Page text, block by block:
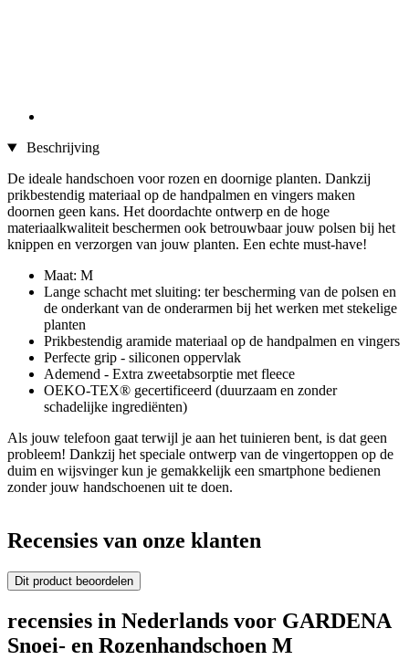
Beschrijving
De ideale handschoen voor rozen en doornige planten. Dankzij
prikbestendig materiaal op de handpalmen en vingers maken
doornen geen kans. Het doordachte ontwerp en de hoge
materiaalkwaliteit beschermen ook betrouwbaar jouw polsen bij het
knippen en verzorgen van jouw planten. Een echte must-have!
Maat: M
Lange schacht met sluiting: ter bescherming van de polsen en
de onderkant van de onderarmen bij het werken met stekelige
planten
Prikbestendig aramide materiaal op de handpalmen en vingers
Perfecte grip - siliconen oppervlak
Ademend - Extra zweetabsorptie met fleece
OEKO-TEX® gecertificeerd (duurzaam en zonder
schadelijke ingrediënten)
Als jouw telefoon gaat terwijl je aan het tuinieren bent, is dat geen
probleem! Dankzij het speciale ontwerp van de vingertoppen op de
duim en wijsvinger kun je gemakkelijk een smartphone bedienen
zonder jouw handschoenen uit te doen.
Recensies van onze klanten
Dit product beoordelen
recensies in Nederlands voor GARDENA
Snoei- en Rozenhandschoen M